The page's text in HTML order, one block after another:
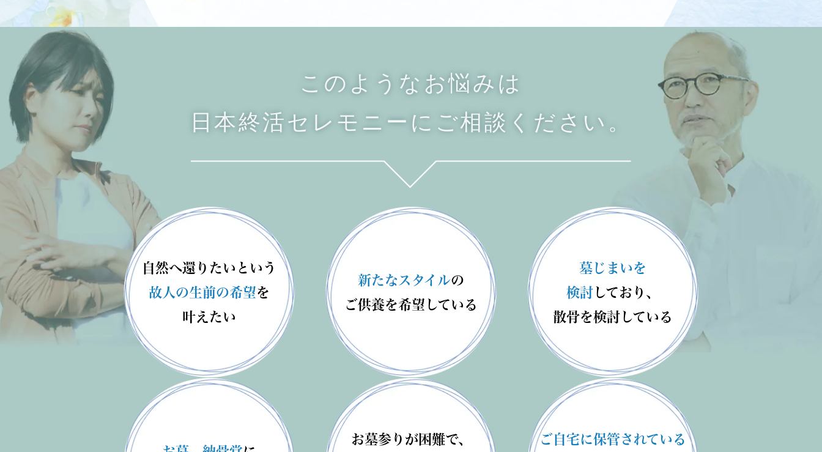
このようなお悩みは
日本終活セレモニーに ご相談ください。
自然へ還りたい という
故人の生前の希望を
叶えたい
新たなスタイルの
ご供養を希望している
墓じまいを
検討 しており、
散骨を検討 している
お墓参りが困難で、
ご自宅に保管されている